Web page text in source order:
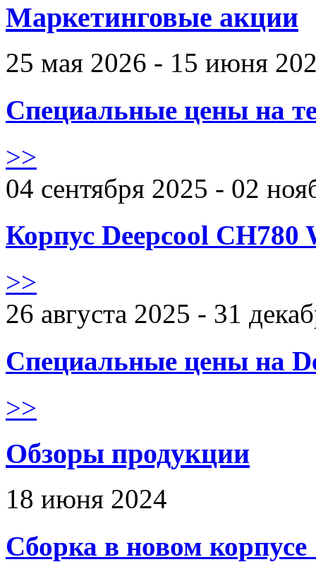
Маркетинговые акции
25 мая 2026 - 15 июня
Специальные цены на
>>
04 сентября 2025 - 02
Корпус Deepcool CH780
>>
26 августа 2025 - 31
Специальные цены на
>>
Обзоры продукции
18 июня 2024
Сборка в новом